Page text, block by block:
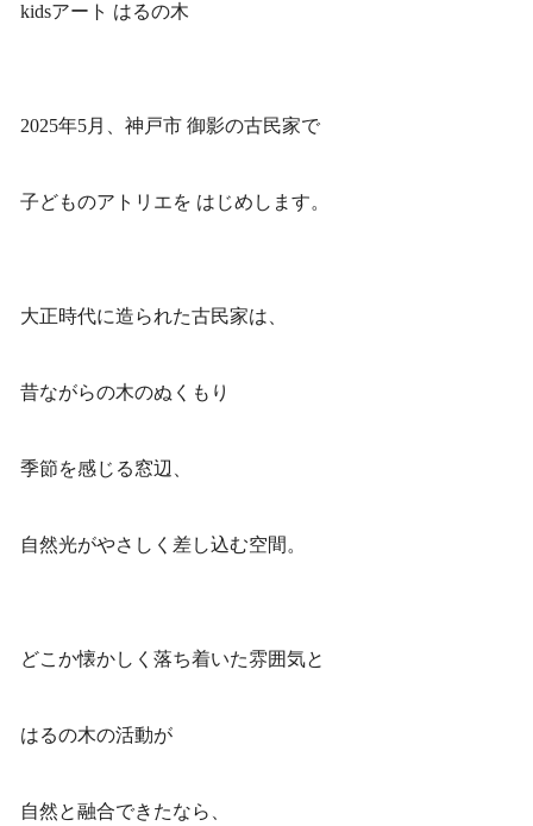
kidsアート はるの木
2025年5月、神戸市 御影の古民家で
子どものアトリエを はじめします。
大正時代に造られた古民家は、
昔ながらの木のぬくもり
季節を感じる窓辺、
自然光がやさしく差し込む空間。
どこか懐かしく落ち着いた雰囲気と
はるの木の活動が
自然と融合できたなら、